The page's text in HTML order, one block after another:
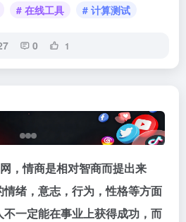
# 在线工具 # 计算测试
0 1
，情商是相对智商而提出来
绪，意志，行为，性格等方面
一定能在事业上获得成功，而